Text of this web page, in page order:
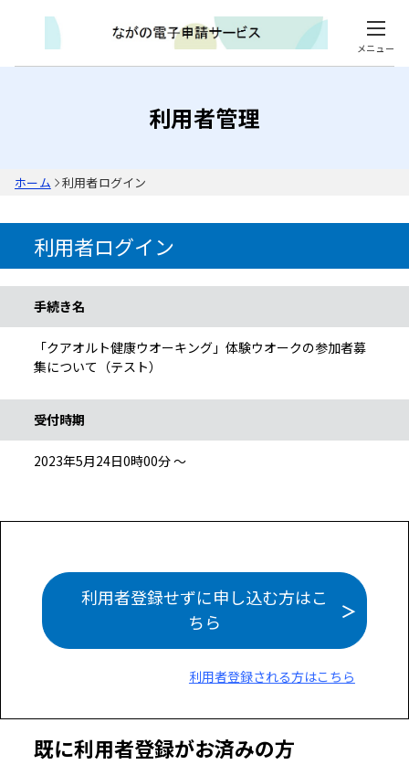
メニュー
利用者管理
ホーム 利用者ログイン
利用者ログイン
手続き名
「クアオルト健康ウオーキング」体験ウオークの参加者募
集について（テスト）
受付時期
2023年5月24日0時00分 ～
利用者登録せずに申し込む方はこ
ちら
利用者登録される方はこちら
既に利用者登録がお済みの方